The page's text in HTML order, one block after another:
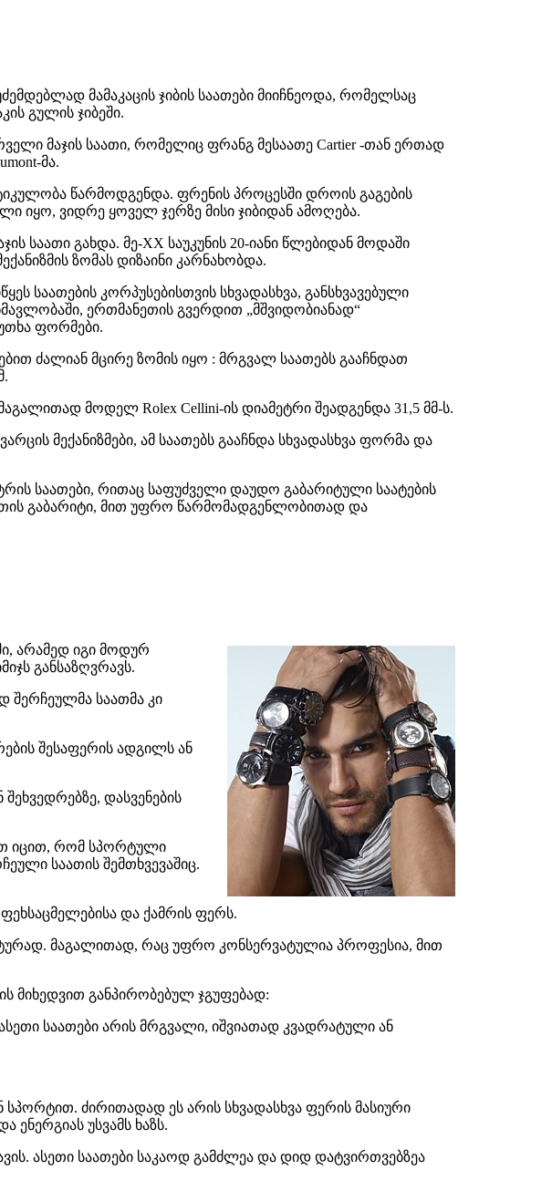
მამაკაცის ჯიბის საათები მიიჩნეოდა, რომელსაც
გულის ჯიბეში.
მაჯის საათი, რომელიც ფრანგ მესაათე Cartier -თან ერთად
მა.
წარმოდგენდა. ფრენის პროცესში დროის გაგების
იყო, ვიდრე ყოველ ჯერზე მისი ჯიბიდან ამოღება.
საათი გახდა. მე-XX საუკუნის 20-იანი წლებიდან მოდაში
ზომას დიზაინი კარნახობდა.
საათების კორპუსებისთვის სხვადასხვა, განსხვავებული
ერთმანეთის გვერდით „მშვიდობიანად“
ფორმები.
ძალიან მცირე ზომის იყო : მრგვალ საათებს გააჩნდათ
მოდელ Rolex Cellini-ის დიამეტრი შეადგენდა 31,5 მმ-ს.
მექანიზმები, ამ საათებს გააჩნდა სხვადასხვა ფორმა და
საათები, რითაც საფუძველი დაუდო გაბარიტული საატების
გაბარიტი, მით უფრო წარმომადგენლობითად და
არამედ იგი მოდურ
განსაზღვრავს.
შერჩეულმა საათმა კი
შესაფერის ადგილს ან
დასვენების
იცით, რომ სპორტული
საათის შემთხვევაშიც.
და ქამრის ფერს.
მაგალითად, რაც უფრო კონსერვატულია პროფესია, მით
მიხედვით განპირობებულ ჯგუფებად:
საათები არის მრგვალი, იშვიათად კვადრატული ან
სპორტით. ძირითადად ეს არის სხვადასხვა ფერის მასიური
უსვამს ხაზს.
ასეთი საათები საკაოდ გამძლეა და დიდ დატვირთვებზეა